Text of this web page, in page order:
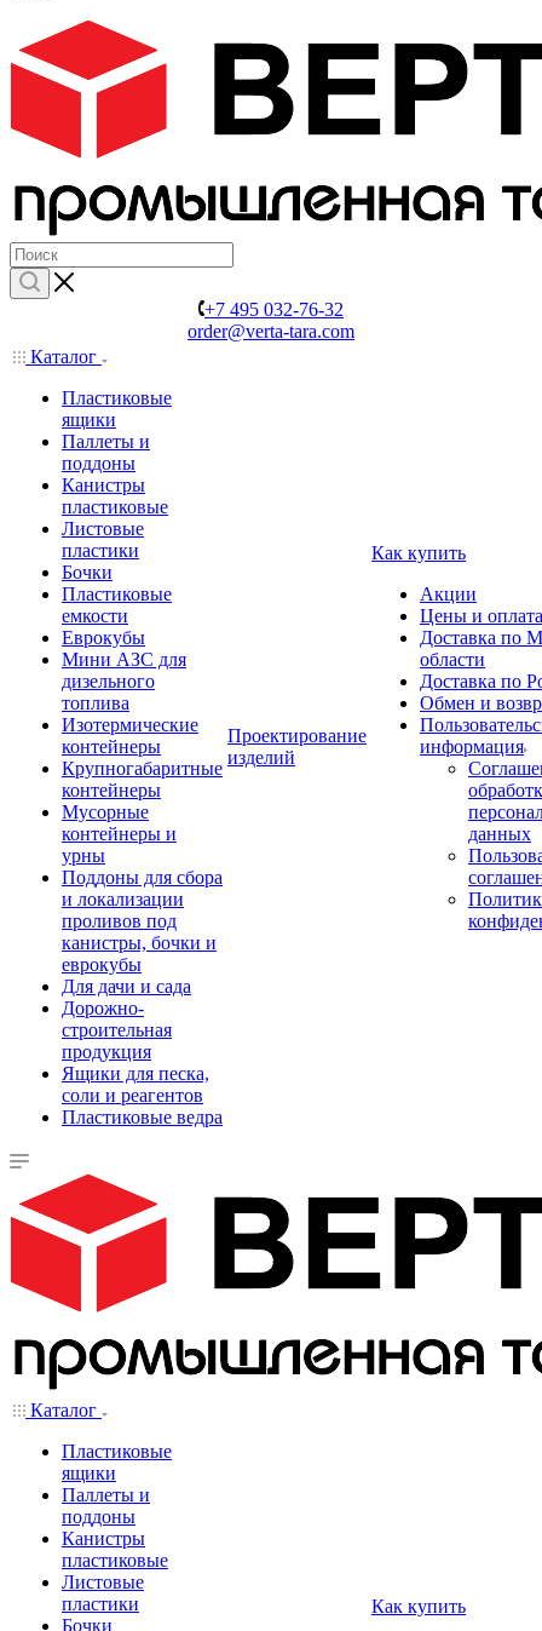
+7 495 032-76-32
order@verta-tara.com
Каталог
Пластиковые
ящики
Паллеты и
поддоны
Канистры
пластиковые
Листовые
пластики
Бочки
Пластиковые
емкости
Еврокубы
Мини АЗС для
дизельного
топлива
Изотермические
контейнеры
Крупногабаритные
контейнеры
Мусорные
контейнеры и
урны
Поддоны для сбора
и локализации
проливов под
канистры, бочки и
еврокубы
Для дачи и сада
Дорожно-
строительная
продукция
Ящики для песка,
соли и реагентов
Пластиковые ведра
Проектирование
изделий
Как купить
Акции
Цены и оплата
Доставка по
области
Доставка по
Обмен и
информация
данных
Каталог
Пластиковые
ящики
Паллеты и
поддоны
Канистры
пластиковые
Листовые
пластики
Бочки
Как купить